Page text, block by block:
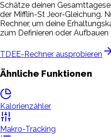
Schätze deinen
der Mifflin-St Jeor-Gleichung.
Rechner, um deine
zum Definieren oder
TDEE-Rechner ausprobieren
Ähnliche Funktionen
Kalorienzähler
Makro-Tracking